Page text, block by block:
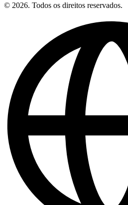
© 2026. Todos os direitos reservados.